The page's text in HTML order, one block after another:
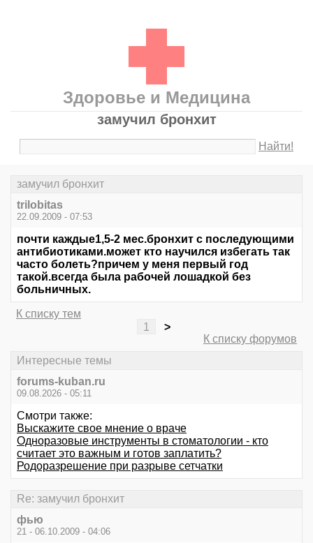
Здоровье и Медицина
замучил бронхит
Найти!
замучил бронхит
trilobitas
22.09.2009 - 07:53
почти каждые1,5-2 мес.бронхит с последующими
антибиотиками.может кто научился избегать так
часто болеть?причем у меня первый год
такой.всегда была рабочей лошадкой без
больничных.
К списку тем
1
>
К списку форумов
Интересные темы
forums-kuban.ru
09.08.2026 - 05:11
Смотри также:
Выскажите свое мнение о враче
Одноразовые инструменты в стоматологии - кто
считает это важным и готов заплатить?
Родоразрешение при разрыве сетчатки
Re: замучил бронхит
фью
21 - 06.10.2009 - 04:06